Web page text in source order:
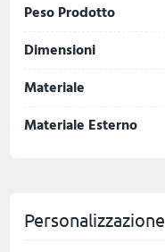
Peso Prodotto
Dimensioni
Materiale
Materiale Esterno
Personalizzazione